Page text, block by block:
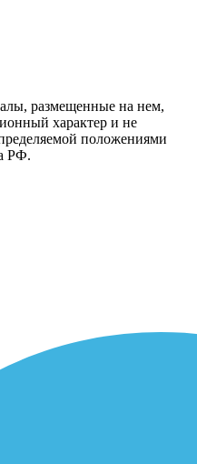
размещенные на нем,
характер и не
положениями
РФ.